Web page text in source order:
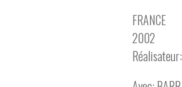
FRANCE
2002